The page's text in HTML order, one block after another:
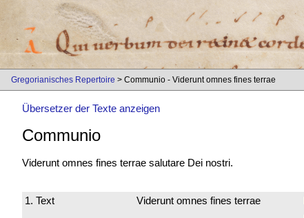
Gregorianisches Repertoire > Communio - Viderunt omnes fines terrae
Übersetzer der Texte anzeigen
Communio
Viderunt omnes fines terrae salutare Dei nostri.
1. Text Viderunt omnes fines terrae